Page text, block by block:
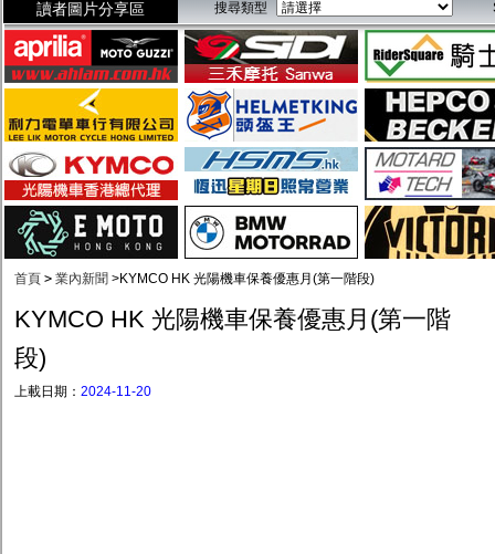
讀者圖片分享區 搜尋類型
首頁 > 業內新聞 >KYMCO HK 光陽機車保養優惠月(第一階段)
KYMCO HK 光陽機車保養優惠月(第一階
段)
上載日期： 2024-11-20